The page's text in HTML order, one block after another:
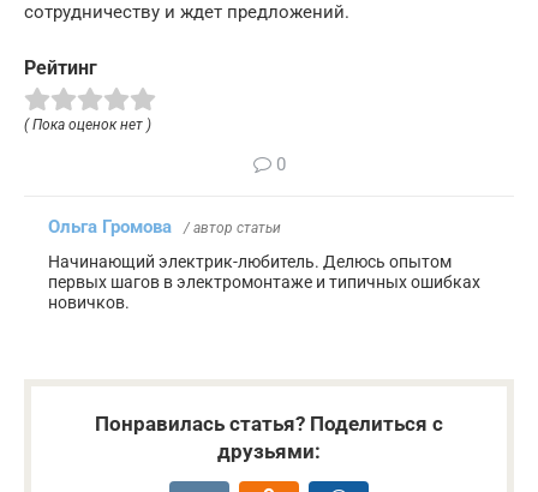
сотрудничеству и ждет предложений.
Рейтинг
( Пока оценок нет )
0
Ольга Громова / автор статьи
Начинающий электрик-любитель. Делюсь опытом
первых шагов в электромонтаже и типичных ошибках
новичков.
Понравилась статья? Поделиться с
друзьями: